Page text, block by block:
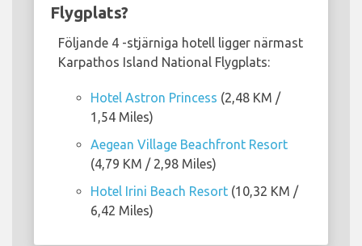
Flygplats?
Följande 4 -stjärniga hotell ligger närmast
Karpathos Island National Flygplats:
Hotel Astron Princess (2,48 KM /
1,54 Miles)
Aegean Village Beachfront Resort
(4,79 KM / 2,98 Miles)
Hotel Irini Beach Resort (10,32 KM /
6,42 Miles)